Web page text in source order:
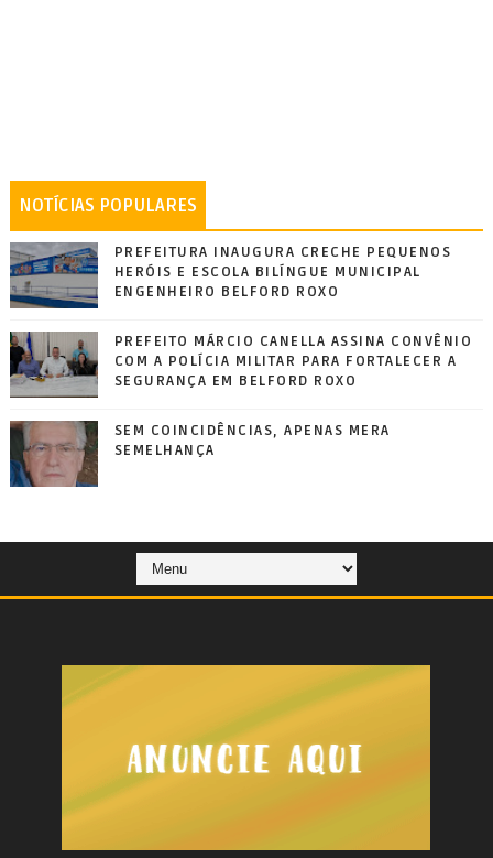
NOTÍCIAS POPULARES
PREFEITURA INAUGURA CRECHE PEQUENOS
HERÓIS E ESCOLA BILÍNGUE MUNICIPAL
ENGENHEIRO BELFORD ROXO
PREFEITO MÁRCIO CANELLA ASSINA CONVÊNIO
COM A POLÍCIA MILITAR PARA FORTALECER A
SEGURANÇA EM BELFORD ROXO
SEM COINCIDÊNCIAS, APENAS MERA
SEMELHANÇA